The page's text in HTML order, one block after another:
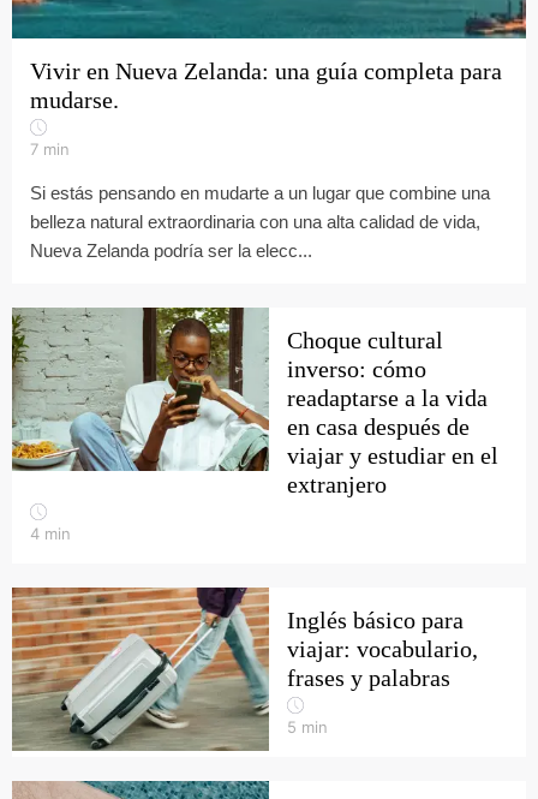
Vivir en Nueva Zelanda: una guía completa para
mudarse.
7 min
Si estás pensando en mudarte a un lugar que combine una
belleza natural extraordinaria con una alta calidad de vida,
Nueva Zelanda podría ser la elecc...
Choque cultural
inverso: cómo
readaptarse a la vida
en casa después de
viajar y estudiar en el
extranjero
4 min
Inglés básico para
viajar: vocabulario,
frases y palabras
5 min